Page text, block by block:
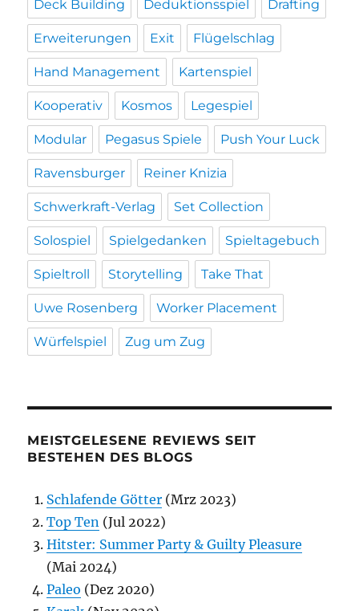
Deck Building Deduktionsspiel Drafting
Erweiterungen Exit Flügelschlag
Hand Management Kartenspiel
Kooperativ Kosmos Legespiel
Modular Pegasus Spiele Push Your Luck
Ravensburger Reiner Knizia
Schwerkraft-Verlag Set Collection
Solospiel Spielgedanken Spieltagebuch
Spieltroll Storytelling Take That
Uwe Rosenberg Worker Placement
Würfelspiel Zug um Zug
MEISTGELESENE REVIEWS SEIT
BESTEHEN DES BLOGS
Schlafende Götter (Mrz 2023)
Top Ten (Jul 2022)
Hitster: Summer Party & Guilty Pleasure
(Mai 2024)
Paleo (Dez 2020)